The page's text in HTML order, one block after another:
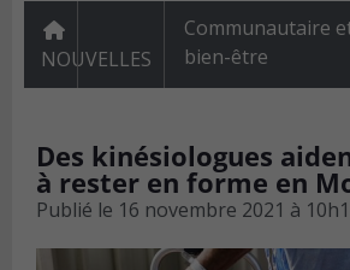
NOUVELLES
Communautaire
bien-être
Des kinésiologues
à rester en forme en
Publié le 16 novembre 2021 à